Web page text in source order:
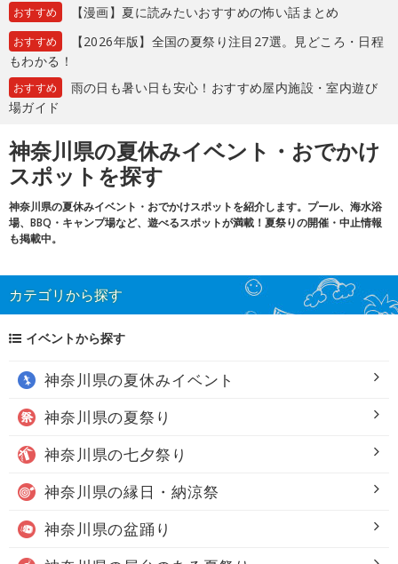
おすすめ 【漫画】夏に読みたいおすすめの怖い話まとめ
おすすめ
【2026年版】全国の夏祭り注目27選。見どころ・日程
もわかる！
おすすめ
雨の日も暑い日も安心！おすすめ屋内施設・室内遊び
場ガイド
神奈川県の夏休みイベント・おでかけ
スポットを探す
神奈川県の夏休みイベント・おでかけスポットを紹介します。プール、海水浴
場、BBQ・キャンプ場など、遊べるスポットが満載！夏祭りの開催・中止情報
も掲載中。
カテゴリから探す
イベントから探す
神奈川県の夏休みイベント
神奈川県の夏祭り
神奈川県の七夕祭り
神奈川県の縁日・納涼祭
神奈川県の盆踊り